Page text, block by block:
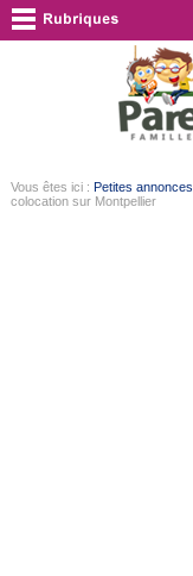
Vous êtes ici : Petites annonces
colocation sur Montpellier